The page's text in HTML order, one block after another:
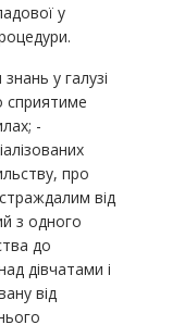
у
у галузі
сприятиме
-
про
від
з одного
до
дівчатами і
від